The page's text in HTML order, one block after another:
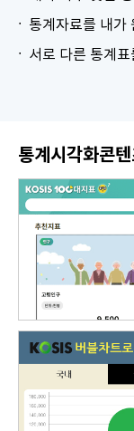
통계자료를 내가
통계시각화콘